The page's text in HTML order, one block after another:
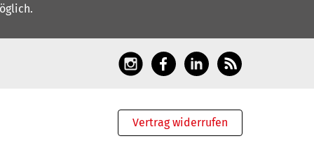
Vertrag widerrufen